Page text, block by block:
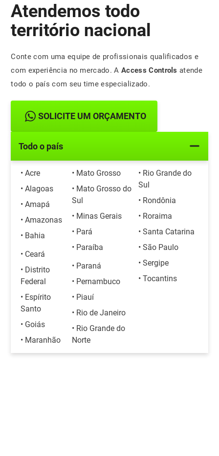
Atendemos todo
território nacional
Conte com uma equipe de profissionais qualificados e
com experiência no mercado. AAccess Controls atende
todo o país com seu time especializado.
SOLICITE UM ORÇAMENTO
Todo o país
• Acre
• Alagoas
• Amapá
• Amazonas
• Bahia
• Ceará
• Distrito
Federal
• Espírito
Santo
• Goiás
• Maranhão
• Mato Grosso
• Mato Grosso do
Sul
• Minas Gerais
• Pará
• Paraíba
• Paraná
• Pernambuco
• Piauí
• Rio de Janeiro
• Rio Grande do
Norte
• Rio Grande do
Sul
• Rondônia
• Roraima
• Santa Catarina
• São Paulo
• Sergipe
• Tocantins